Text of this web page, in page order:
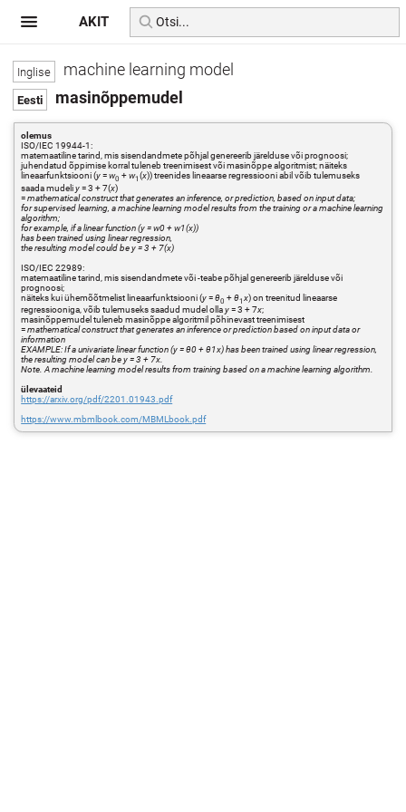
machine learning model
masinõppemudel
olemus
ISO/IEC 19944-1:
matemaatiline tarind, mis sisendandmete põhjal genereerib järelduse või prognoosi;
juhendatud õppimise korral tuleneb treenimisest või masinõppe algoritmist; näiteks
lineaarfunktsiooni (y=w0 +w1(x)) treenides lineaarse regressiooni abil võib tulemuseks
saada mudeliy= 3 + 7(x)
=mathematical construct that generates an inference, or prediction, based on input data;
for supervised learning, a machine learning model results from the training or a machine learning
algorithm;
for example, if a linear function (y = w0 + w1(x))
has been trained using linear regression,
the resulting model could be y = 3 + 7(x)
ISO/IEC 22989:
matemaatiline tarind, mis sisendandmete või -teabe põhjal genereerib järelduse või
prognoosi;
näiteks kui ühemõõtmelist lineaarfunktsiooni (y=θ0 +θ1x) on treenitud lineaarse
regressiooniga, võib tulemuseks saadud mudel ollay= 3 + 7x;
masinõppemudel tuleneb masinõppe algoritmil põhinevast treenimisest
=mathematical construct that generates an inference or prediction based on input data or
information
EXAMPLE: If a univariate linear function (y = θ0 + θ1x) has been trained using linear regression,
the resulting model can be y = 3 + 7x.
Note. A machine learning model results from training based on a machine learning algorithm.
ülevaateid
https://arxiv.org/pdf/2201.01943.pdf
https://www.mbmlbook.com/MBMLbook.pdf
AKIT